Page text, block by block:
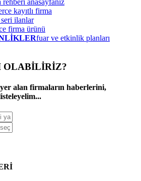
rehberi anasayfanız
kayıtlı firma
ilanlar
firma ürünü
fuar ve etkinlik planları
OLABİLİRİZ?
alan firmaların haberlerini,